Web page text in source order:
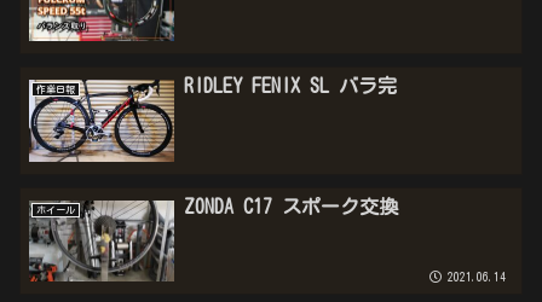
作業日報 RIDLEY FENIX SL バラ完
ホイール ZONDA C17 スポーク交換
2021.06.14